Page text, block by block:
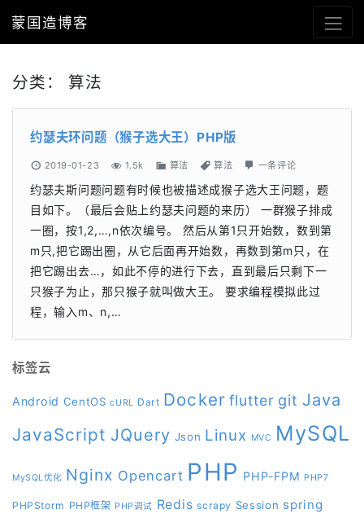
蒙国造博客
分类： 算法
约瑟夫环问题（猴子选大王）PHP版
2019-01-23 1.5k 算法 算法 一条评论
约瑟夫斯问题问题有时候也被描述成猴子选大王问题，题
目如下。（最后会贴上约瑟夫问题的来历） 一群猴子排成
一圈，按1,2,…,n依次编号。 然后从第1只开始数，数到第
m只,把它踢出圈，从它后面再开始数，再数到第m只，在
把它踢出去…，如此不停的进行下去，直到最后只剩下一
只猴子为止，那只猴子就叫做大王。 要求编程模拟此过
程，输入m、n,…
标签云
Android CentOS cURL Dart Docker flutter git Java
JavaScript JQuery Json Linux MVC MySQL
MySQL优化 Nginx Opencart PHP PHP-FPM PHP7
PHPStorm PHP框架 PHP调试 Redis scrapy Session spring